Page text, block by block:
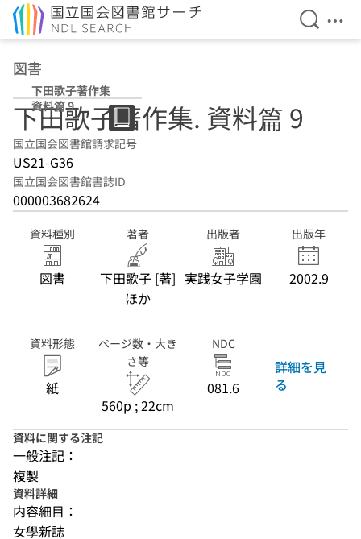
検索を
メ
図書
下田歌子著作集
資料篇 9
下田歌子著作集. 資料篇 9
国立国会図書館請求記号
US21-G36
国立国会図書館書誌ID
000003682624
資料種別
図書
著者
下田歌子 [著]
ほか
出版者
実践女子学園
出版年
2002.9
資料形態
紙
ページ数・大き
さ等
560p ; 22cm
NDC
081.6
詳細を見
る
資料に関する注記
一般注記：
複製
資料詳細
内容細目：
女學新誌